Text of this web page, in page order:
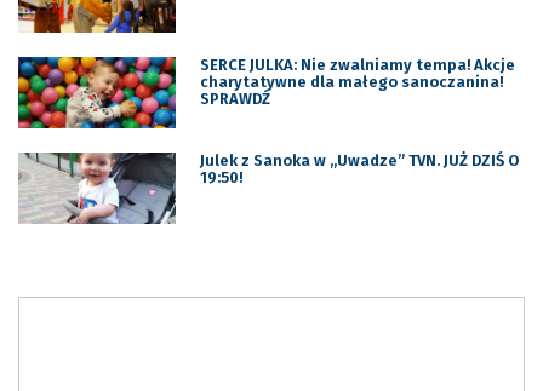
SERCE JULKA: Nie zwalniamy tempa! Akcje
charytatywne dla małego sanoczanina!
SPRAWDŹ
Julek z Sanoka w „Uwadze” TVN. JUŻ DZIŚ O
19:50!